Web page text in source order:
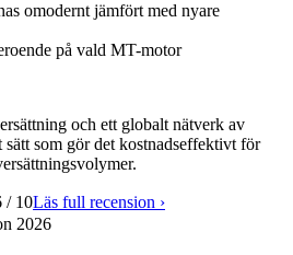
omodernt jämfört med nyare
på vald MT-motor
och ett globalt nätverk av
sätt som gör det kostnadseffektivt för
/ 10Läs full recension ›
2026